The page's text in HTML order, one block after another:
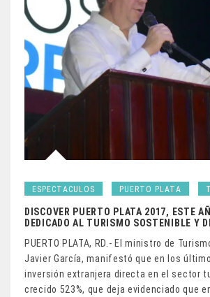
ESPECTACULOS PUERTO PLATA
DISCOVER PUERTO PLATA 2017, ESTE
DEDICADO AL TURISMO SOSTENIBLE Y
PUERTO PLATA, RD.- El ministro de
Javier García, manifestó que en los
inversión extranjera directa en el sector
crecido 523%, que deja evidenciado que